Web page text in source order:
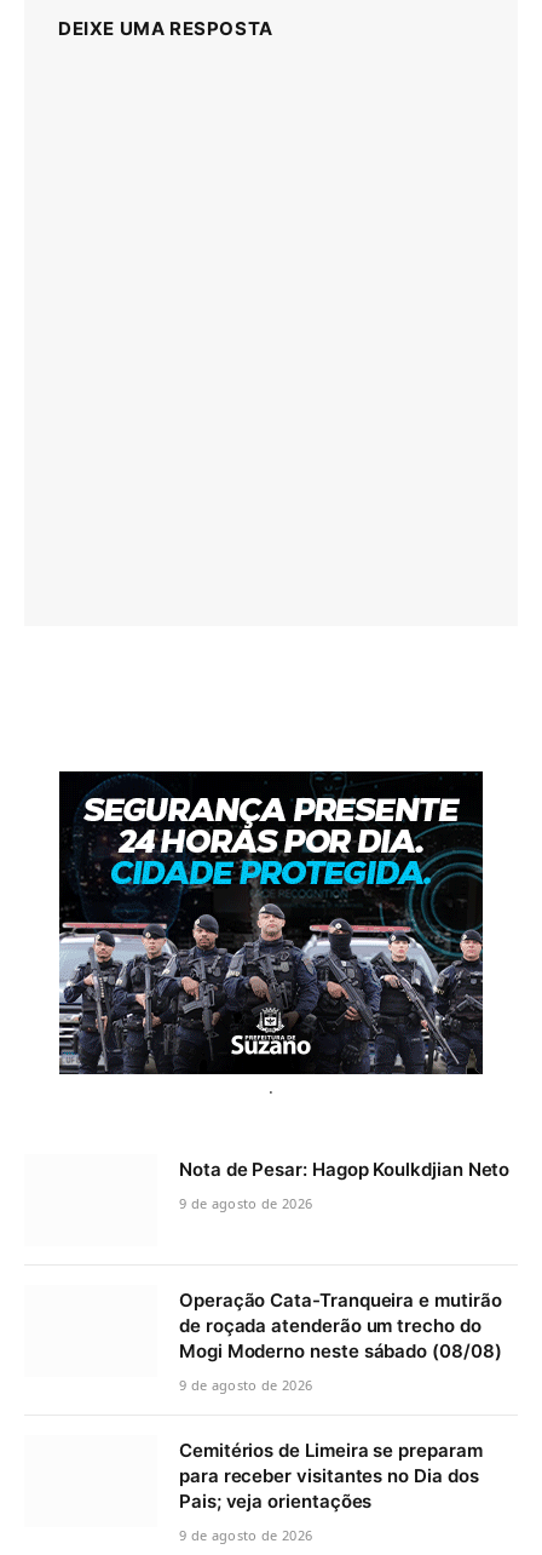
DEIXE UMA RESPOSTA
.
Nota de Pesar: Hagop Koulkdjian Neto
9 de agosto de 2026
Operação Cata-Tranqueira e mutirão
de roçada atenderão um trecho do
Mogi Moderno neste sábado (08/08)
9 de agosto de 2026
Cemitérios de Limeira se preparam
para receber visitantes no Dia dos
Pais; veja orientações
9 de agosto de 2026